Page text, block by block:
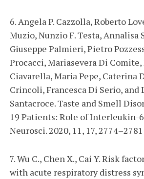
6. Angela P. Cazzolla, Roberto
Muzio, Nunzio F. Testa, Annalisa
Giuseppe Palmieri, Pietro
Procacci, Mariasevera Di
Ciavarella, Maria Pepe, Caterina
Crincoli, Francesca Di Serio, and
Santacroce. Taste and Smell
19 Patients: Role of Interleukin-
Neurosci. 2020, 11, 17, 2774–2781
7. Wu C., Chen X., Cai Y. Risk
with acute respiratory distress